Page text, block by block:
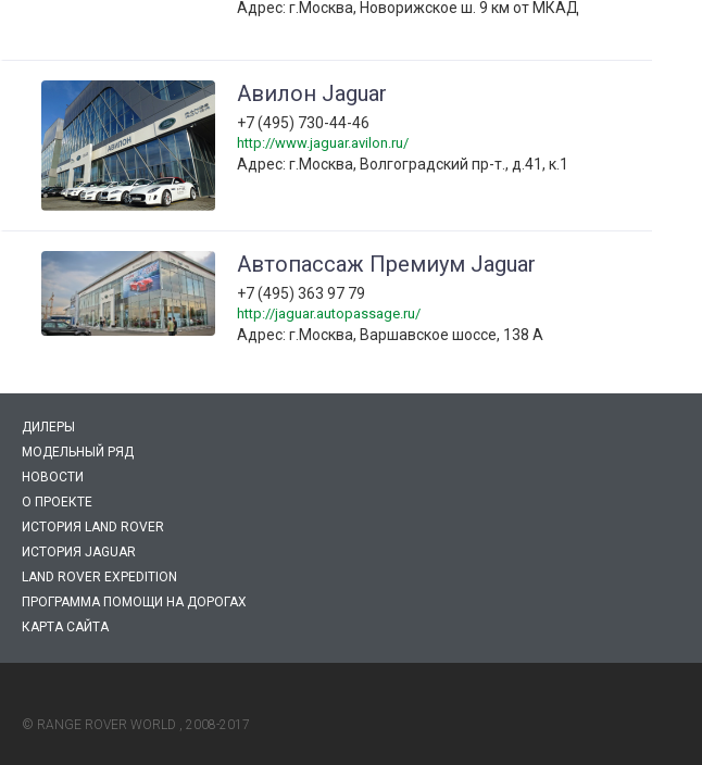
Адрес: г.Москва, Новорижское ш. 9 км от МКАД
Авилон Jaguar
+7 (495) 730-44-46
http://www.jaguar.avilon.ru/
Адрес: г.Москва, Волгоградский пр-т., д.41, к.1
Автопассаж Премиум Jaguar
+7 (495) 363 97 79
http://jaguar.autopassage.ru/
Адрес: г.Москва, Варшавское шоссе, 138 А
ДИЛЕРЫ
МОДЕЛЬНЫЙ РЯД
НОВОСТИ
О ПРОЕКТЕ
ИСТОРИЯ LAND ROVER
ИСТОРИЯ JAGUAR
LAND ROVER EXPEDITION
ПРОГРАММА ПОМОЩИ НА ДОРОГАХ
КАРТА САЙТА
© RANGE ROVER WORLD , 2008-2017